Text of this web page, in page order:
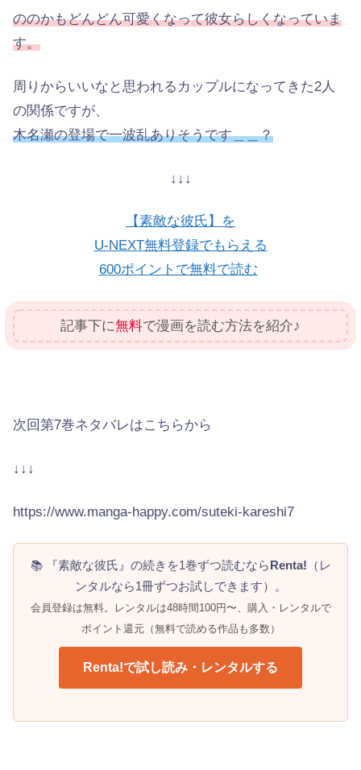
ののかもどんどん可愛くなって彼女らしくなっていま
す。
周りからいいなと思われるカップルになってきた2人
の関係ですが、
木名瀬の登場で一波乱ありそうです＿＿？
↓↓↓
【素敵な彼氏】を
U-NEXT無料登録でもらえる
600ポイントで無料で読む
記事下に無料で漫画を読む方法を紹介♪
次回第7巻ネタバレはこちらから
↓↓↓
https://www.manga-happy.com/suteki-kareshi7
📚 『素敵な彼氏』の続きを1巻ずつ読むなら Renta! （レ
ンタルなら1冊ずつお試しできます）。
会員登録は無料。レンタルは48時間100円〜、購入・レンタルで
ポイント還元（無料で読める作品も多数）
Renta!で試し読み・レンタルする